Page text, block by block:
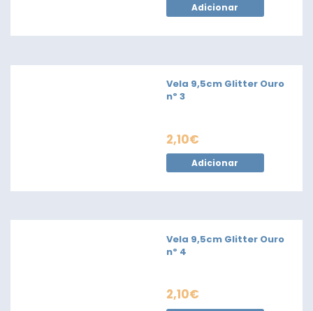
Adicionar
Vela 9,5cm Glitter Ouro
nº 3
2,10€
Adicionar
Vela 9,5cm Glitter Ouro
nº 4
2,10€